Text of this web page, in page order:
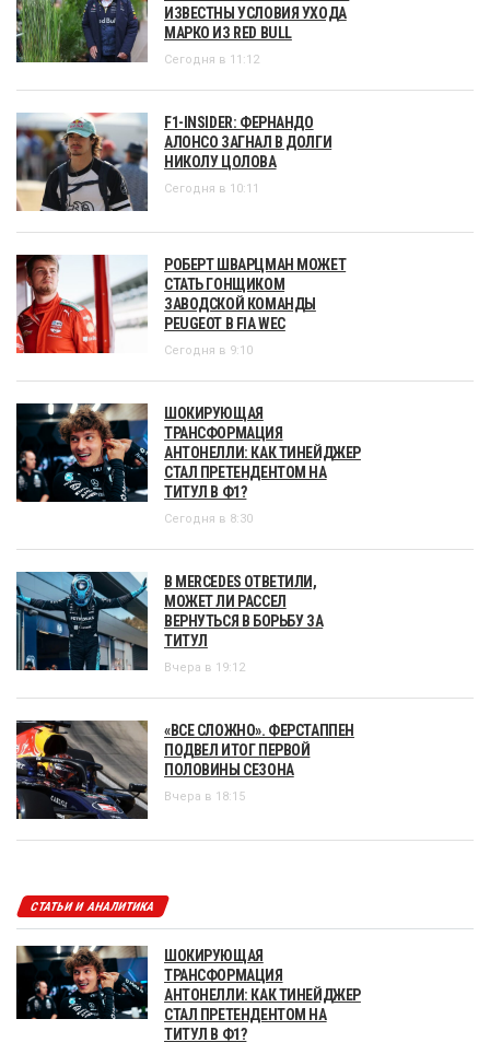
ИЗВЕСТНЫ УСЛОВИЯ УХОДА
МАРКО ИЗ RED BULL
Сегодня в 11:12
F1-INSIDER: ФЕРНАНДО
АЛОНСО ЗАГНАЛ В ДОЛГИ
НИКОЛУ ЦОЛОВА
Сегодня в 10:11
РОБЕРТ ШВАРЦМАН МОЖЕТ
СТАТЬ ГОНЩИКОМ
ЗАВОДСКОЙ КОМАНДЫ
PEUGEOT В FIA WEC
Сегодня в 9:10
ШОКИРУЮЩАЯ
ТРАНСФОРМАЦИЯ
АНТОНЕЛЛИ: КАК ТИНЕЙДЖЕР
СТАЛ ПРЕТЕНДЕНТОМ НА
ТИТУЛ В Ф1?
Сегодня в 8:30
В MERCEDES ОТВЕТИЛИ,
МОЖЕТ ЛИ РАССЕЛ
ВЕРНУТЬСЯ В БОРЬБУ ЗА
ТИТУЛ
Вчера в 19:12
«ВСЕ СЛОЖНО». ФЕРСТАППЕН
ПОДВЕЛ ИТОГ ПЕРВОЙ
ПОЛОВИНЫ СЕЗОНА
Вчера в 18:15
СТАТЬИ И АНАЛИТИКА
ШОКИРУЮЩАЯ
ТРАНСФОРМАЦИЯ
АНТОНЕЛЛИ: КАК ТИНЕЙДЖЕР
СТАЛ ПРЕТЕНДЕНТОМ НА
ТИТУЛ В Ф1?